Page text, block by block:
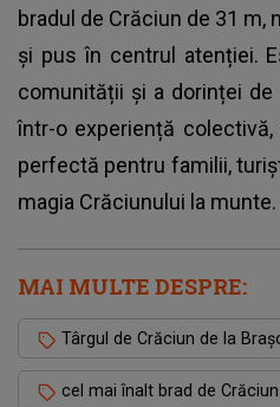
bradul de Crăciun de 31
și pus în centrul atenției.
comunității și a dorinței
într-o experiență
perfectă pentru familii,
magia Crăciunului la munte.
MAI MULTE DESPRE:
Târgul de Crăciun de la
cel mai înalt brad de Crăciun